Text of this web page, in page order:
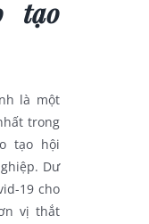
tạo
là một
trong
tạo hội
Dư
19 cho
vị thắt